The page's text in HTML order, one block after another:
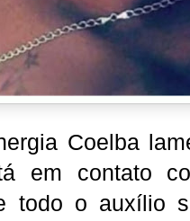
Coelba
em contato
todo o auxílio